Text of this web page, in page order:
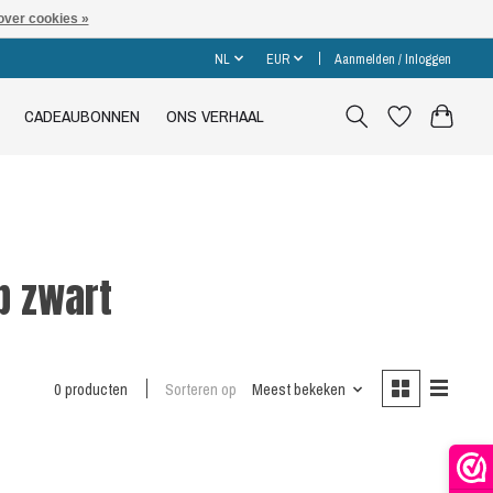
NL EUR Aanmelden / Inloggen
CADEAUBONNEN ONS VERHAAL
zwart
0 producten Sorteren op Meest bekeken
cookies »